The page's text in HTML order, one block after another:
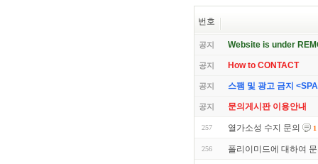
번호
공지 Website is under
공지 How to CONTACT
공지 스팸 및 광고 금지
공지 문의게시판 이용안내
257 열가소성 수지 문의 1
256 폴리이미드에 대하여